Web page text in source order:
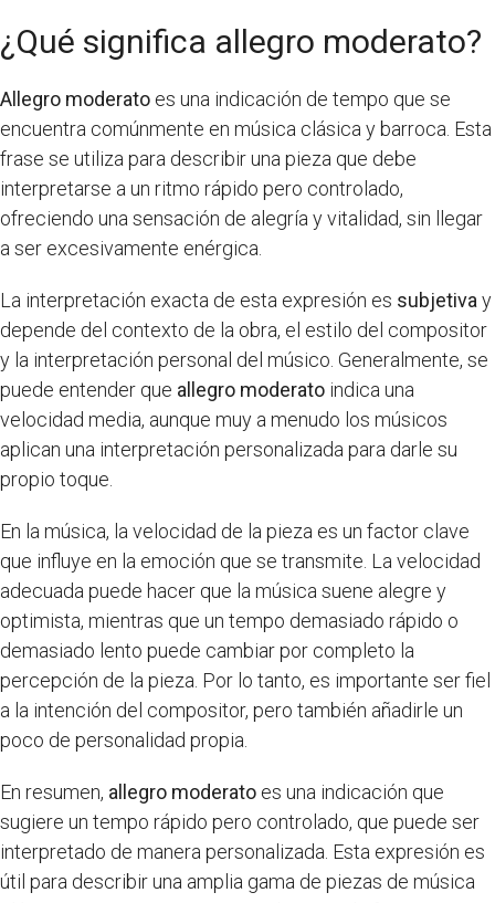
¿Qué significa allegro moderato?
Allegro moderato es una indicación de tempo que se
encuentra comúnmente en música clásica y barroca. Esta
frase se utiliza para describir una pieza que debe
interpretarse a un ritmo rápido pero controlado,
ofreciendo una sensación de alegría y vitalidad, sin llegar
a ser excesivamente enérgica.
La interpretación exacta de esta expresión es subjetiva y
depende del contexto de la obra, el estilo del compositor
y la interpretación personal del músico. Generalmente, se
puede entender que allegro moderato indica una
velocidad media, aunque muy a menudo los músicos
aplican una interpretación personalizada para darle su
propio toque.
En la música, la velocidad de la pieza es un factor clave
que influye en la emoción que se transmite. La velocidad
adecuada puede hacer que la música suene alegre y
optimista, mientras que un tempo demasiado rápido o
demasiado lento puede cambiar por completo la
percepción de la pieza. Por lo tanto, es importante ser fiel
a la intención del compositor, pero también añadirle un
poco de personalidad propia.
En resumen, allegro moderato es una indicación que
sugiere un tempo rápido pero controlado, que puede ser
interpretado de manera personalizada. Esta expresión es
útil para describir una amplia gama de piezas de música